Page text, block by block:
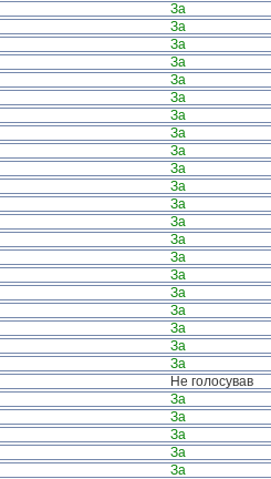
За
За
За
За
За
За
За
За
За
За
За
За
За
За
За
За
За
За
За
За
За
Не голосував
За
За
За
За
За